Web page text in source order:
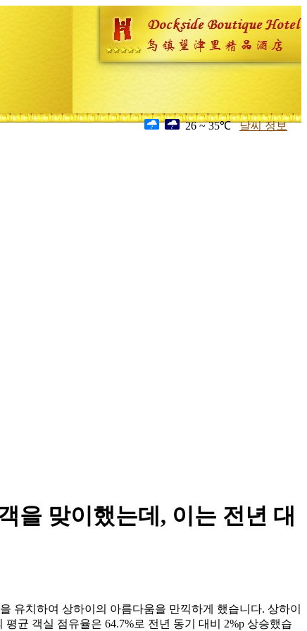
26 ~ 35℃ 날씨 정보
을 맞이했는데, 이는 전년 대
유치하여 상하이의 아름다움을 만끽하게 했습니다. 상하이
균 객실 점유율은 64.7%로 전년 동기 대비 2%p 상승했습